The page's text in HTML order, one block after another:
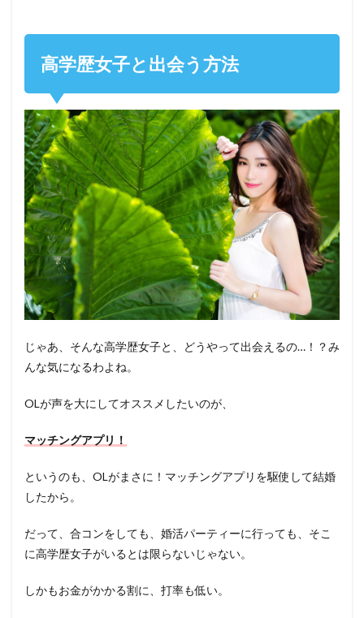
高学歴女子と出会う方法
じゃあ、そんな高学歴女子と、どうやって出会えるの…！？み
んな気になるわよね。
OLが声を大にしてオススメしたいのが、
マッチングアプリ！
というのも、OLがまさに！マッチングアプリを駆使して結婚
したから。
だって、合コンをしても、婚活パーティーに行っても、そこ
に高学歴女子がいるとは限らないじゃない。
しかもお金がかかる割に、打率も低い。